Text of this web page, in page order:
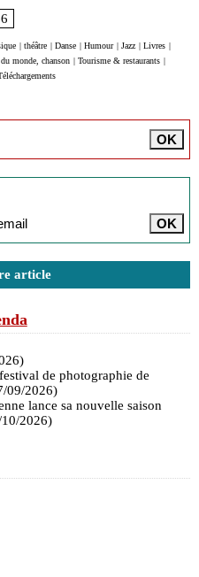
| théâtre | Danse | Humour | Jazz | Livres |
monde, chanson | Tourisme & restaurants |
article
de photographie de
09/2026)
lance sa nouvelle saison
2026)